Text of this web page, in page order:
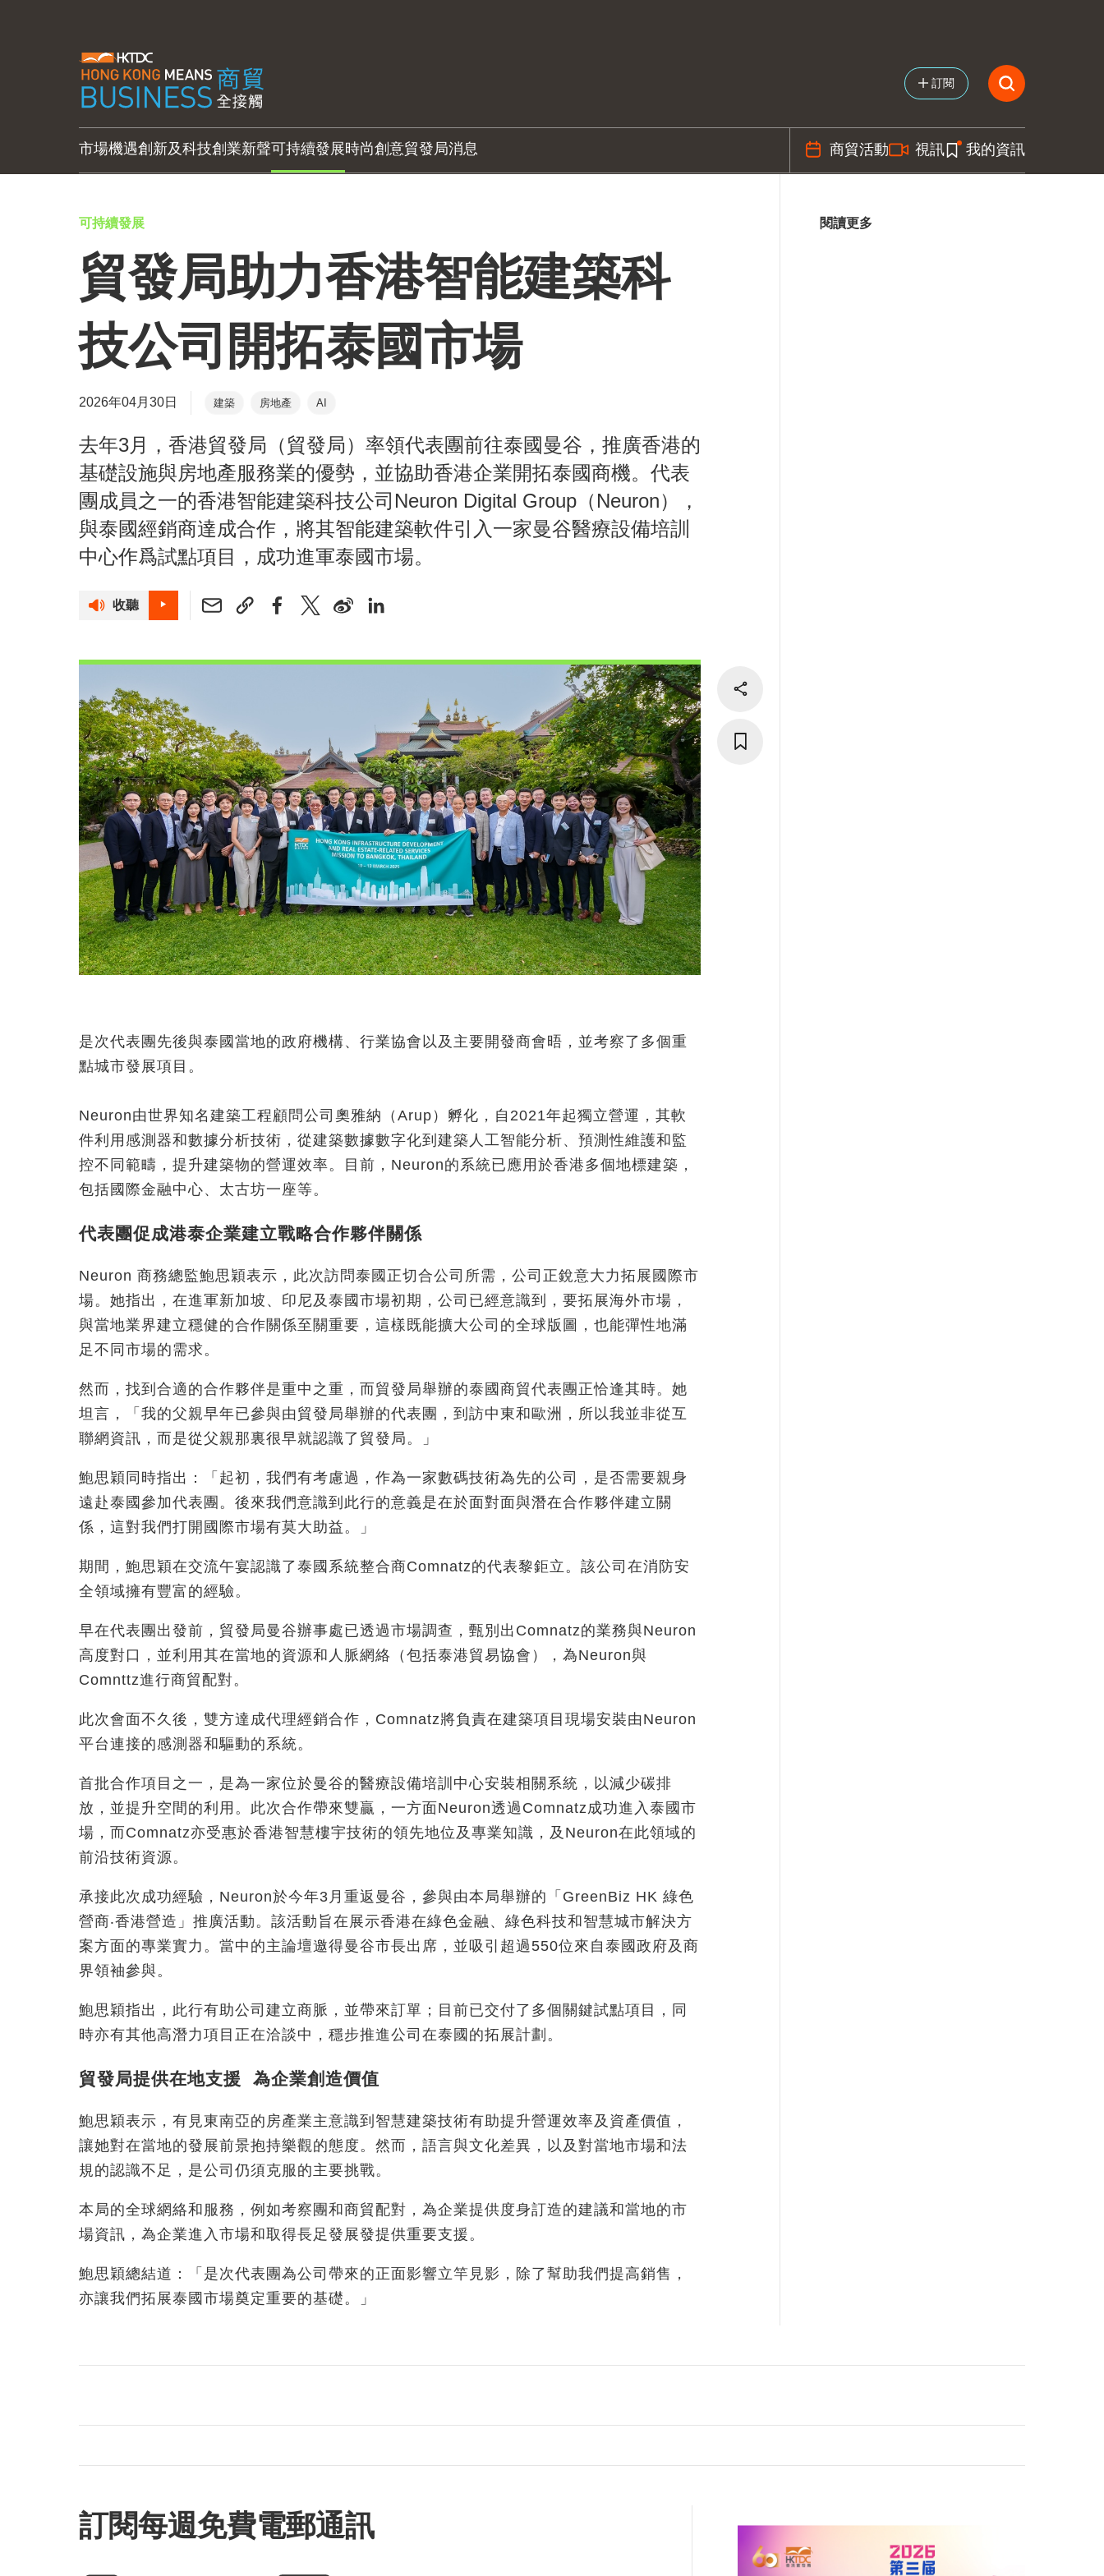
訂閱
市場機遇創新及科技創業新聲可持續發展時尚創意貿發局消息 商貿活動 視訊 我的資訊
可持續發展
貿發局助力香港智能建築科
技公司開拓泰國市場
2026年04月30日 建築 房地產 AI
去年3月，香港貿發局（貿發局）率領代表團前往泰國曼谷，推廣香港的
基礎設施與房地產服務業的優勢，並協助香港企業開拓泰國商機。代表
團成員之一的香港智能建築科技公司Neuron Digital Group（Neuron），
與泰國經銷商達成合作，將其智能建築軟件引入一家曼谷醫療設備培訓
中心作爲試點項目，成功進軍泰國市場。
收聽
是次代表團先後與泰國當地的政府機構、行業協會以及主要開發商會晤，並考察了多個重
點城市發展項目。
Neuron由世界知名建築工程顧問公司奧雅納（Arup）孵化，自2021年起獨立營運，其軟
件利用感測器和數據分析技術，從建築數據數字化到建築人工智能分析、預測性維護和監
控不同範疇，提升建築物的營運效率。目前，Neuron的系統已應用於香港多個地標建築，
包括國際金融中心、太古坊一座等。
代表團促成港泰企業建立戰略合作夥伴關係
Neuron 商務總監鮑思穎表示，此次訪問泰國正切合公司所需，公司正銳意大力拓展國際市
場。她指出，在進軍新加坡、印尼及泰國市場初期，公司已經意識到，要拓展海外市場，
與當地業界建立穩健的合作關係至關重要，這樣既能擴大公司的全球版圖，也能彈性地滿
足不同市場的需求。
然而，找到合適的合作夥伴是重中之重，而貿發局舉辦的泰國商貿代表團正恰逢其時。她
坦言，「我的父親早年已參與由貿發局舉辦的代表團，到訪中東和歐洲，所以我並非從互
聯網資訊，而是從父親那裏很早就認識了貿發局。」
鮑思穎同時指出：「起初，我們有考慮過，作為一家數碼技術為先的公司，是否需要親身
遠赴泰國參加代表團。後來我們意識到此行的意義是在於面對面與潛在合作夥伴建立關
係，這對我們打開國際市場有莫大助益。」
期間，鮑思穎在交流午宴認識了泰國系統整合商Comnatz的代表黎鉅立。該公司在消防安
全領域擁有豐富的經驗。
早在代表團出發前，貿發局曼谷辦事處已透過市場調查，甄別出Comnatz的業務與Neuron
高度對口，並利用其在當地的資源和人脈網絡（包括泰港貿易協會），為Neuron與
Comnttz進行商貿配對。
此次會面不久後，雙方達成代理經銷合作，Comnatz將負責在建築項目現場安裝由Neuron
平台連接的感測器和驅動的系統。
首批合作項目之一，是為一家位於曼谷的醫療設備培訓中心安裝相關系統，以減少碳排
放，並提升空間的利用。此次合作帶來雙贏，一方面Neuron透過Comnatz成功進入泰國市
場，而Comnatz亦受惠於香港智慧樓宇技術的領先地位及專業知識，及Neuron在此領域的
前沿技術資源。
承接此次成功經驗，Neuron於今年3月重返曼谷，參與由本局舉辦的「GreenBiz HK 綠色
營商‧香港營造」推廣活動。該活動旨在展示香港在綠色金融、綠色科技和智慧城市解決方
案方面的專業實力。當中的主論壇邀得曼谷市長出席，並吸引超過550位來自泰國政府及商
界領袖參與。
鮑思穎指出，此行有助公司建立商脈，並帶來訂單；目前已交付了多個關鍵試點項目，同
時亦有其他高潛力項目正在洽談中，穩步推進公司在泰國的拓展計劃。
貿發局提供在地支援 為企業創造價值
鮑思穎表示，有見東南亞的房產業主意識到智慧建築技術有助提升營運效率及資產價值，
讓她對在當地的發展前景抱持樂觀的態度。然而，語言與文化差異，以及對當地市場和法
規的認識不足，是公司仍須克服的主要挑戰。
本局的全球網絡和服務，例如考察團和商貿配對，為企業提供度身訂造的建議和當地的市
場資訊，為企業進入市場和取得長足發展發提供重要支援。
鮑思穎總結道：「是次代表團為公司帶來的正面影響立竿見影，除了幫助我們提高銷售，
亦讓我們拓展泰國市場奠定重要的基礎。」
閱讀更多
訂閱每週免費電郵通訊